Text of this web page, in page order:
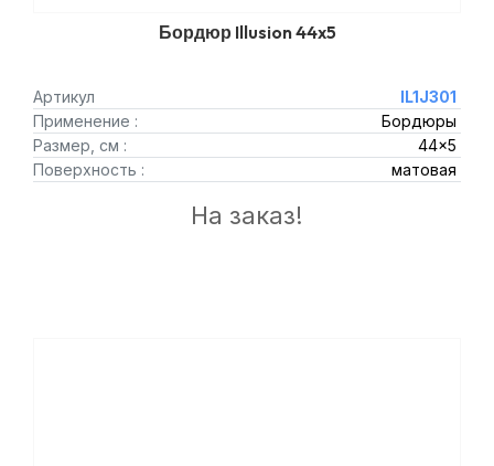
Бордюр Illusion 44x5
Артикул
IL1J301
Применение :
Бордюры
Размер, см :
44x5
Поверхность :
матовая
На заказ!